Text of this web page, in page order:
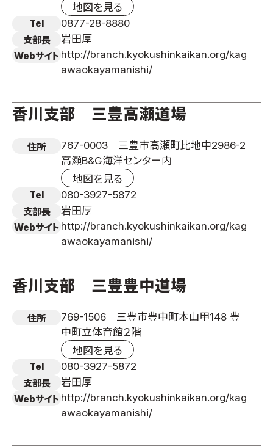
地図を見る
Tel 0877-28-8880
支部長 岩田厚
Webサイト http://branch.kyokushinkaikan.org/kag
awaokayamanishi/
香川支部 三豊高瀬道場
住所
767-0003 三豊市高瀬町比地中2986-2
高瀬B&G海洋センター内
地図を見る
Tel 080-3927-5872
支部長 岩田厚
Webサイト http://branch.kyokushinkaikan.org/kag
awaokayamanishi/
香川支部 三豊豊中道場
住所
769-1506 三豊市豊中町本山甲148 豊
中町立体育館２階
地図を見る
Tel 080-3927-5872
支部長 岩田厚
Webサイト http://branch.kyokushinkaikan.org/kag
awaokayamanishi/